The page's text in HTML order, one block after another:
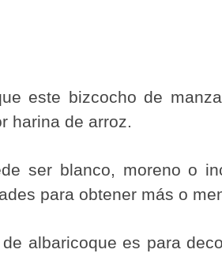
este bizcocho de
harina de arroz.
ser blanco, moreno o
para obtener más o
albaricoque es para